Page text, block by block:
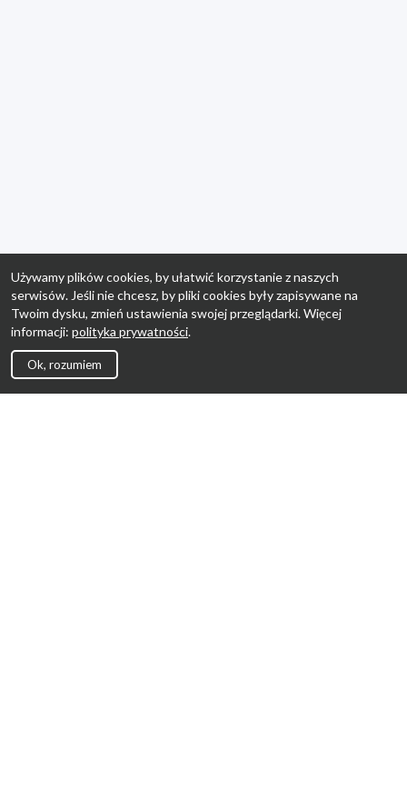
Używamy plików cookies, by ułatwić korzystanie z naszych
serwisów. Jeśli nie chcesz, by pliki cookies były zapisywane na
Twoim dysku, zmień ustawienia swojej przeglądarki. Więcej
informacji: polityka prywatności.
Ok, rozumiem